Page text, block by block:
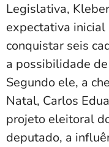
Legislativa,
expectativa inicial
conquistar seis
a possibilidade
Segundo ele, a
Natal, Carlos
projeto eleitoral
deputado, a